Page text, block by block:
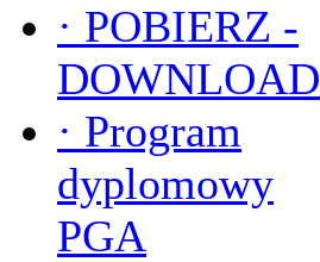
· POBIERZ -
DOWNLOAD
· Program
dyplomowy
PGA